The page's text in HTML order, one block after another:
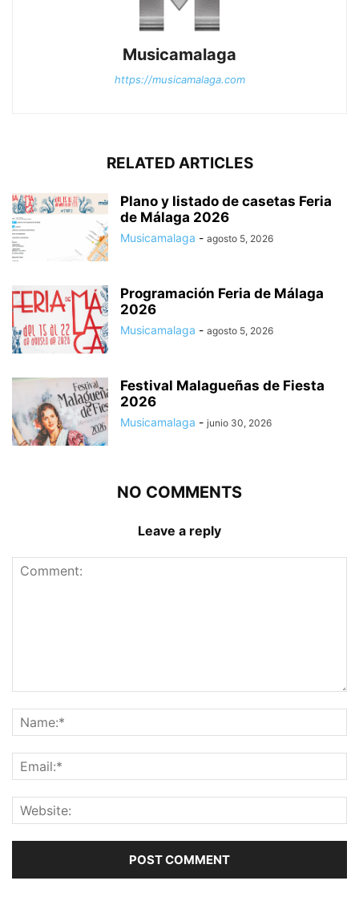
Musicamalaga
https://musicamalaga.com
RELATED ARTICLES
Plano y listado de casetas Feria
de Málaga 2026
Musicamalaga - agosto 5, 2026
Programación Feria de Málaga
2026
Musicamalaga - agosto 5, 2026
Festival Malagueñas de Fiesta
2026
Musicamalaga - junio 30, 2026
NO COMMENTS
Leave a reply